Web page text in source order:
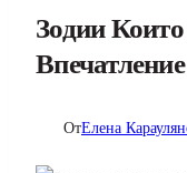
Зодии
Впечатление
ОтЕлена